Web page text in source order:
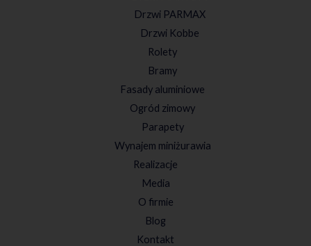
Drzwi PARMAX
Drzwi Kobbe
Rolety
Bramy
Fasady aluminiowe
Ogród zimowy
Parapety
Wynajem miniżurawia
Realizacje
Media
O firmie
Blog
Kontakt